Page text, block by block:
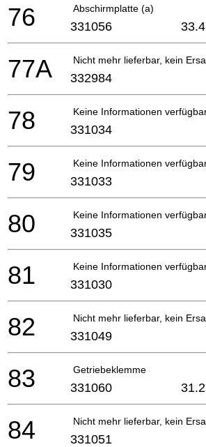
Abschirmplatte (a)
76 331056
Nicht mehr lieferbar, kein
77A 332984
Keine Informationen
78 331034
Keine Informationen
79 331033
Keine Informationen
80 331035
Keine Informationen
81 331030
Nicht mehr lieferbar, kein
82 331049
Getriebeklemme
83 331060
Nicht mehr lieferbar, kein
84 331051